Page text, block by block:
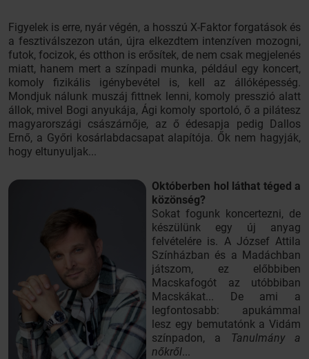
Figyelek is erre, nyár végén, a hosszú X-Faktor forgatások és
a fesztiválszezon után, újra elkezdtem intenzíven mozogni,
futok, focizok, és otthon is erősítek, de nem csak megjelenés
miatt, hanem mert a színpadi munka, például egy koncert,
komoly fizikális igénybevétel is, kell az állóképesség.
Mondjuk nálunk muszáj fittnek lenni, komoly presszió alatt
állok, mivel Bogi anyukája, Ági komoly sportoló, ő a pilátesz
magyarországi császárnője, az ő édesapja pedig Dallos
Ernő, a Győri kosárlabdacsapat alapítója. Ők nem hagyják,
hogy eltunyuljak...
Októberben hol láthat téged a
közönség?
Sokat fogunk koncertezni, de
készülünk egy új anyag
felvételére is. A József Attila
Színházban és a Madáchban
játszom, ez előbbiben
Macskafogót az utóbbiban
Macskákat... De ami a
legfontosabb: apukámmal
lesz egy bemutatónk a Vidám
színpadon, a Tanulmány a
nőkről...